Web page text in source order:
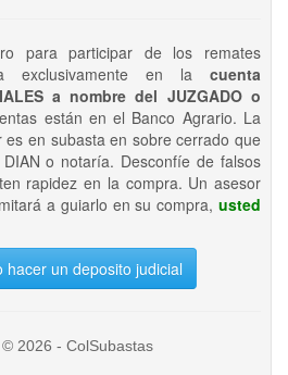
para participar de los remates
exclusivamente en la cuenta
a nombre del JUZGADO o
están en el Banco Agrario. La
en subasta en sobre cerrado que
o notaría. Desconfíe de falsos
rapidez en la compra. Un asesor
a guiarlo en su compra, usted
hacer un deposito judicial
2026 - ColSubastas